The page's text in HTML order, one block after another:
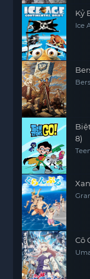
Kỷ
Ice
8)
Cô